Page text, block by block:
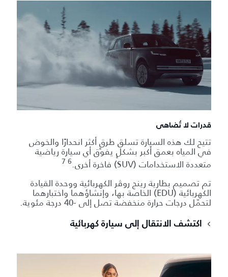
قدرات لا تُضاهى
تتيح لك هذه السيارة تسلق طرقٍ أكثر انحدارًا والخوض
في المياه بعمق أكبر بشكلٍ يفوق أي سيارة رياضية
متعددة الاستخدامات (SUV) فاخرة أخرى.
6 7
تم تصميم بطارية رينج روڤر الكهربائية ووحدة القيادة
الكهربائية (EDU) الخاصة بها، وإنشاؤهما واختبارهما
لتحمّل درجات حرارة منخفضة تصل إلى -40 درجة مئوية.
اكتشف الانتقال إلى سيارة كهربائية